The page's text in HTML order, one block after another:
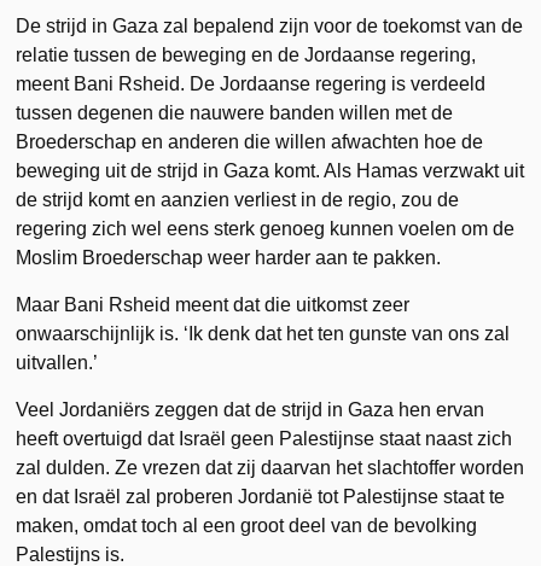
De strijd in Gaza zal bepalend zijn voor de toekomst van de
relatie tussen de beweging en de Jordaanse regering,
meent Bani Rsheid. De Jordaanse regering is verdeeld
tussen degenen die nauwere banden willen met de
Broederschap en anderen die willen afwachten hoe de
beweging uit de strijd in Gaza komt. Als Hamas verzwakt uit
de strijd komt en aanzien verliest in de regio, zou de
regering zich wel eens sterk genoeg kunnen voelen om de
Moslim Broederschap weer harder aan te pakken.
Maar Bani Rsheid meent dat die uitkomst zeer
onwaarschijnlijk is. ‘Ik denk dat het ten gunste van ons zal
uitvallen.’
Veel Jordaniërs zeggen dat de strijd in Gaza hen ervan
heeft overtuigd dat Israël geen Palestijnse staat naast zich
zal dulden. Ze vrezen dat zij daarvan het slachtoffer worden
en dat Israël zal proberen Jordanië tot Palestijnse staat te
maken, omdat toch al een groot deel van de bevolking
Palestijns is.